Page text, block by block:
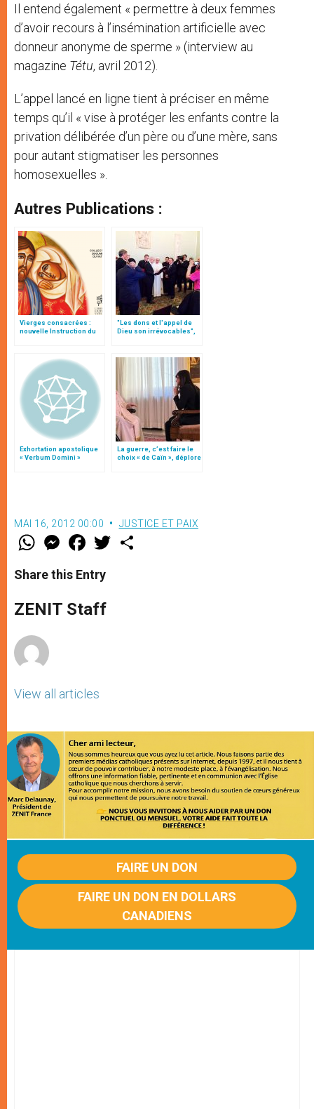
Il entend également « permettre à deux femmes
d’avoir recours à l’insémination artificielle avec
donneur anonyme de sperme » (interview au
magazine Tétu, avril 2012).
L’appel lancé en ligne tient à préciser en même
temps qu’il « vise à protéger les enfants contre la
privation délibérée d’un père ou d’une mère, sans
pour autant stigmatiser les personnes
homosexuelles ».
Autres Publications :
Vierges consacrées :
nouvelle Instruction du
"Les dons et l'appel de
Dieu son irrévocables",
Exhortation apostolique
« Verbum Domini »
La guerre, c’est faire le
choix « de Caïn », déplore
MAI 16, 2012 00:00 JUSTICE ET PAIX
W
t
s
p
p
M
e
s
e
g
e
F
a
e
b
o
k
w
Share this Entry
ZENIT Staff
View all articles
FAIRE UN DON
FAIRE UN DON EN DOLLARS
CANADIENS